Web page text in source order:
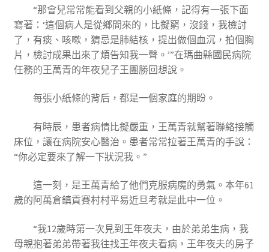
“那會兒常常能看到父親的小紙條，記得有一張下面
寫著：‘這個病人是從鄉間來的，比擬窮，沒錢，我檢討
了，有痰、咳嗽，猜忌是肺結核，提出做個血沉，拍個胸
片，檢討成果出來了煩告知我一聲。’”在瑪曲縣國民病院
任務的王萬青的年夜兒子王團勝回想說。
每張小紙條的背后，都是一個家庭的期盼。
有時辰，患者病情比擬嚴重，王萬青就幫著聯絡接觸
床位，讓在病院安心醫治。患者常常拉著王萬青的手說：
“你必定要來了解一下狀況我。”
這一刻，是王萬青給了他們克服病魔的勇氣。本年61
歲的阿萬倉鎮貢賽村村平易近旦考就是此中一位。
“我12歲時第一次見到王年夜夫，由於弟弟生病，我
母親抱著弟弟帶著我往找王年夜夫看病，王年夜夫的房子